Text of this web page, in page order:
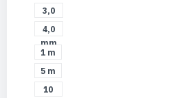
mm
3,0
mm
4,0
mm
1 m
5 m
10